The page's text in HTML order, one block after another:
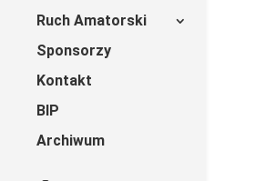
Ruch Amatorski
Sponsorzy
Kontakt
BIP
Archiwum